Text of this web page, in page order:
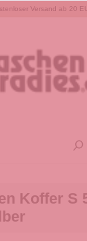
Versand ab 20
Koffer S